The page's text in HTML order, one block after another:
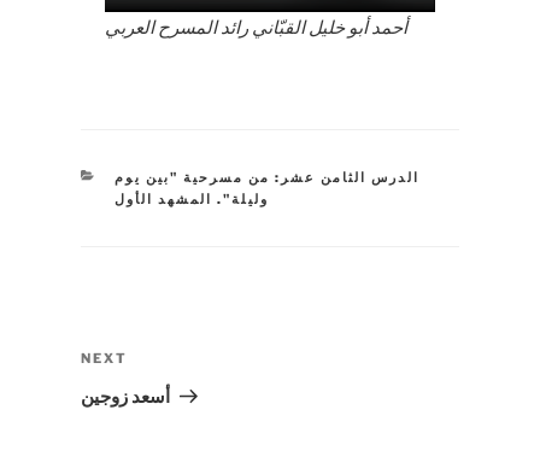
أحمد أبو خليل القبّاني رائد المسرح العربي
CATEGORIES
الدرس الثامن عشر: من مسرحية "بين يوم
وليلة". المشهد الأول
navigation
Next
NEXT
أسعد زوجين